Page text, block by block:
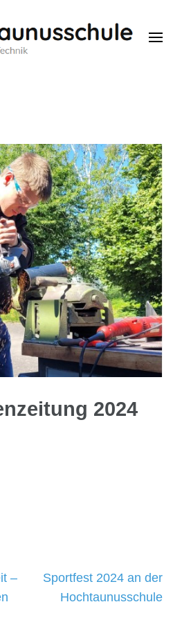
2024
–
Sportfest 2024 an der
Hochtaunusschule